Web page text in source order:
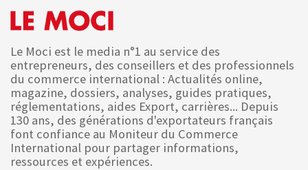
Le Moci est le media n°1 au service des
entrepreneurs, des conseillers et des professionnels
du commerce international : Actualités online,
magazine, dossiers, analyses, guides pratiques,
réglementations, aides Export, carrières... Depuis
130 ans, des générations d'exportateurs français
font confiance au Moniteur du Commerce
International pour partager informations,
ressources et expériences.